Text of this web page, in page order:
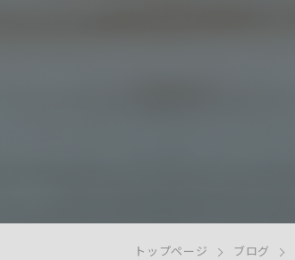
トップページ ブログ